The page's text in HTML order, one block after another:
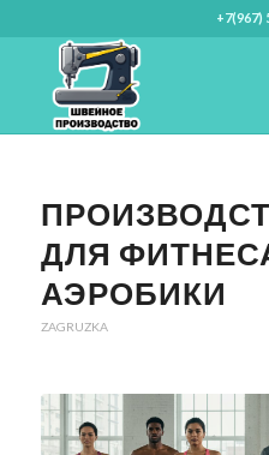
+7(967)
ДЛЯ
АЭРОБИКИ
ZAGRUZKA